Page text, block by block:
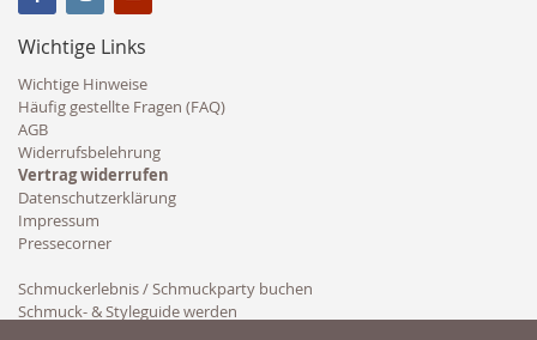
Wichtige Links
Wichtige Hinweise
Häufig gestellte Fragen (FAQ)
AGB
Widerrufsbelehrung
Vertrag widerrufen
Datenschutzerklärung
Impressum
Pressecorner
Schmuckerlebnis / Schmuckparty buchen
Schmuck- & Styleguide werden